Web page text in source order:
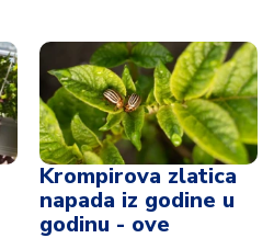
Krompirova zlatica
napada iz godine u
godinu - ove